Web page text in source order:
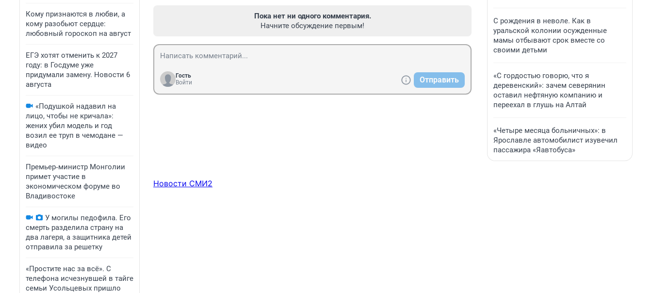
Кому признаются в любви, а
кому разобьют сердце:
любовный гороскоп на август
ЕГЭ хотят отменить к 2027
году: в Госдуме уже
придумали замену. Новости 6
августа
«Подушкой надавил на
лицо, чтобы не кричала»:
жених убил модель и год
возил ее труп в чемодане —
видео
Премьер‑министр Монголии
примет участие в
экономическом форуме во
Владивостоке
У могилы педофила. Его
смерть разделила страну на
два лагеря, а защитника детей
отправила за решетку
«Простите нас за всё». С
телефона исчезнувшей в тайге
семьи Усольцевых пришло
Пока нет ни одного комментария.
Начните обсуждение первым!
Гость
Войти
Отправить
Новости СМИ2
С рождения в неволе. Как в
уральской колонии осужденные
мамы отбывают срок вместе со
своими детьми
«С гордостью говорю, что я
деревенский»: зачем северянин
оставил нефтяную компанию и
переехал в глушь на Алтай
«Четыре месяца больничных»: в
Ярославле автомобилист изувечил
пассажира «Яавтобуса»